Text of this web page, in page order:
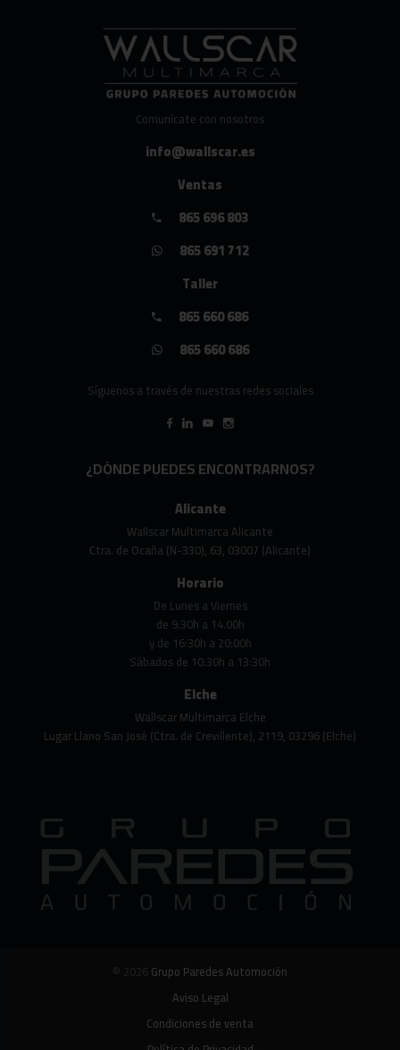
Comunícate con nosotros
info@wallscar.es
Ventas
865 696 803
865 691 712
Taller
865 660 686
865 660 686
Síguenos a través de nuestras redes sociales
¿DÓNDE PUEDES ENCONTRARNOS?
Alicante
Wallscar Multimarca Alicante
Ctra. de Ocaña (N-330), 63, 03007 (Alicante)
Horario
De Lunes a Viernes
de 9.30h a 14.00h
y de 16:30h a 20:00h
Sábados de 10:30h a 13:30h
Elche
Wallscar Multimarca Elche
Lugar Llano San José (Ctra. de Crevillente), 2119, 03296 (Elche)
Grupo Paredes Automoción
Aviso Legal
Condiciones de venta